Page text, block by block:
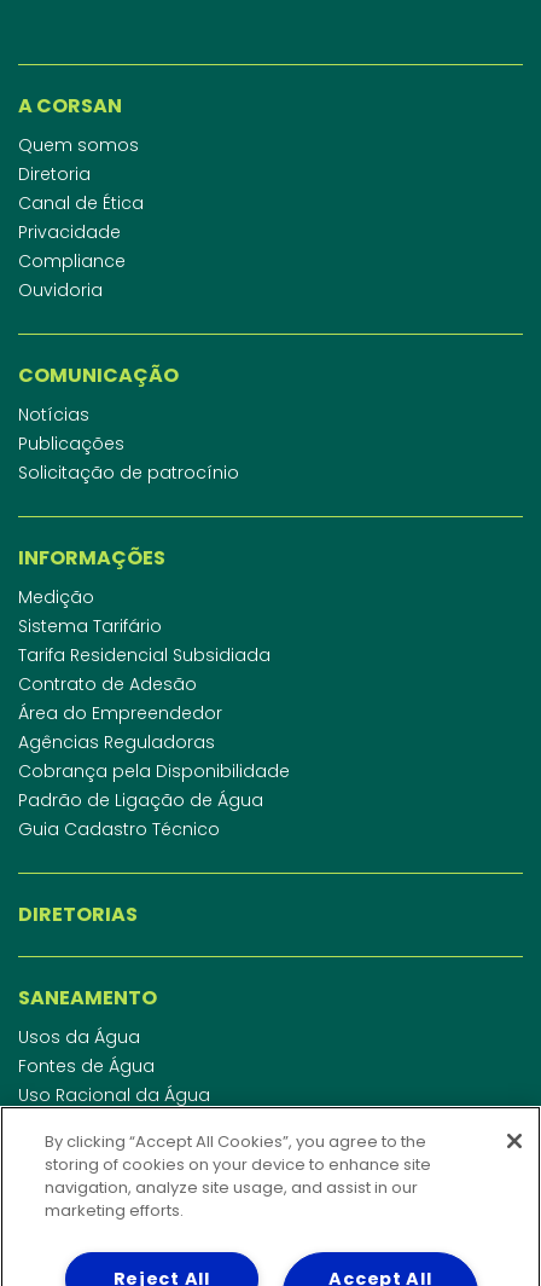
A CORSAN
Quem somos
Diretoria
Canal de Ética
Privacidade
Compliance
Ouvidoria
COMUNICAÇÃO
Notícias
Publicações
Solicitação de patrocínio
INFORMAÇÕES
Medição
Sistema Tarifário
Tarifa Residencial Subsidiada
Contrato de Adesão
Área do Empreendedor
Agências Reguladoras
Cobrança pela Disponibilidade
Padrão de Ligação de Água
Guia Cadastro Técnico
DIRETORIAS
SANEAMENTO
Usos da Água
Fontes de Água
Uso Racional da Água
Esgotamento Sanitário
Regulamento de Água e Esgoto
Indicadores de qualidade da água
By clicking “Accept All Cookies”, you agree to the
storing of cookies on your device to enhance site
navigation, analyze site usage, and assist in our
marketing efforts.
Accept All
Reject All